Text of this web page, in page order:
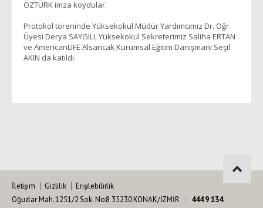
ÖZTÜRK imza koydular.
Protokol töreninde Yüksekokul Müdür Yardımcımız Dr. Öğr.
Üyesi Derya SAYGILI, Yüksekokul Sekreterimiz Saliha ERTAN
ve AmericanLIFE Alsancak Kurumsal Eğitim Danışmanı Seçil
AKIN da katıldı.
İletişim Gizlilik
Erişilebilirlik
Oğuzlar Mah. 1251/2 Sok. No:8 35230 KONAK/İZMİR
444 9 134